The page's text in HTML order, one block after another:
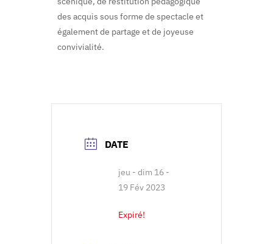
des acquis sous forme de spectacle et
également de partage et de joyeuse
convivialité.
DATE
jeu - dim 16 -
19 Fév 2023
Expiré!